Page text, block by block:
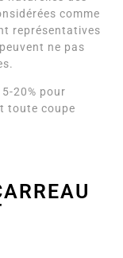
comme
représentatives
ne pas
20% pour
toute coupe